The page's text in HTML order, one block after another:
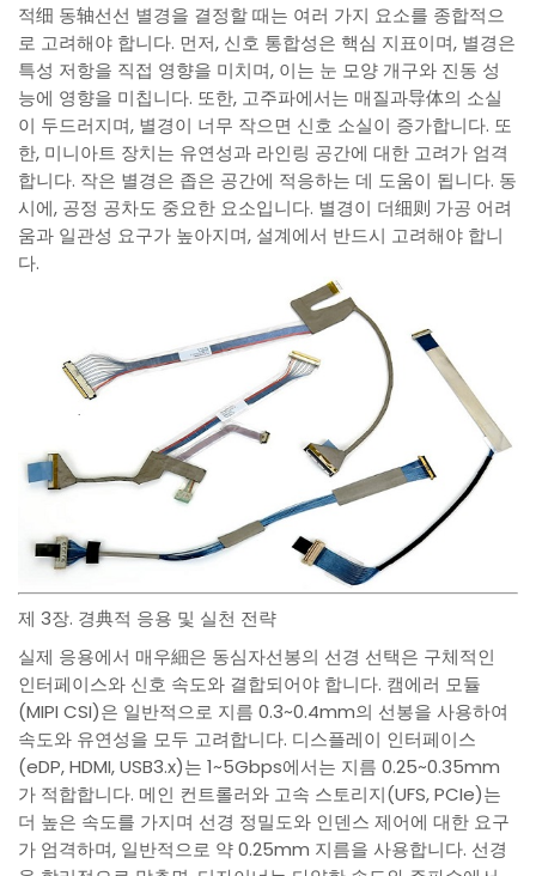
적细 동轴선선 별경을 결정할 때는 여러 가지 요소를 종합적으
로 고려해야 합니다. 먼저, 신호 통합성은 핵심 지표이며, 별경은
특성 저항을 직접 영향을 미치며, 이는 눈 모양 개구와 진동 성
능에 영향을 미칩니다. 또한, 고주파에서는 매질과导体의 소실
이 두드러지며, 별경이 너무 작으면 신호 소실이 증가합니다. 또
한, 미니아트 장치는 유연성과 라인링 공간에 대한 고려가 엄격
합니다. 작은 별경은 좁은 공간에 적응하는 데 도움이 됩니다. 동
시에, 공정 공차도 중요한 요소입니다. 별경이 더细则 가공 어려
움과 일관성 요구가 높아지며, 설계에서 반드시 고려해야 합니
다.
제 3장. 경典적 응용 및 실천 전략
실제 응용에서 매우細은 동심자선봉의 선경 선택은 구체적인
인터페이스와 신호 속도와 결합되어야 합니다. 캠에러 모듈
(MIPI CSI)은 일반적으로 지름 0.3~0.4mm의 선봉을 사용하여
속도와 유연성을 모두 고려합니다. 디스플레이 인터페이스
(eDP, HDMI, USB3.x)는 1~5Gbps에서는 지름 0.25~0.35mm
가 적합합니다. 메인 컨트롤러와 고속 스토리지(UFS, PCIe)는
더 높은 속도를 가지며 선경 정밀도와 인덴스 제어에 대한 요구
가 엄격하며, 일반적으로 약 0.25mm 지름을 사용합니다. 선경